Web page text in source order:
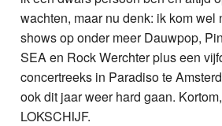
wachten, maar nu denk: ik kom wel
shows op onder meer Dauwpop,
SEA en Rock Werchter plus een
concertreeks in Paradiso te
ook dit jaar weer hard gaan.
LOKSCHIJF.